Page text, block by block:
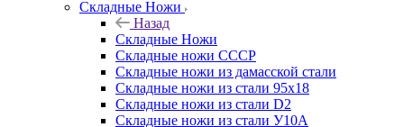
Складные Ножи
Назад
Складные Ножи
Cкладные ножи СССР
Складные ножи из дамасской стали
Складные ножи из стали 95х18
Складные ножи из стали D2
Складные ножи из стали У10А